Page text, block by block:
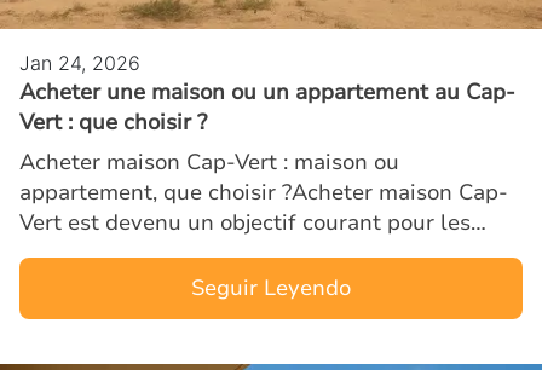
Jan 24, 2026
Acheter une maison ou un appartement au Cap-
Vert : que choisir ?
Acheter maison Cap-Vert : maison ou
appartement, que choisir ?Acheter maison Cap-
Vert est devenu un objectif courant pour les
investisseurs étrangers attirés par la croissance
touristique, la stabilit…Seguir Leyendo